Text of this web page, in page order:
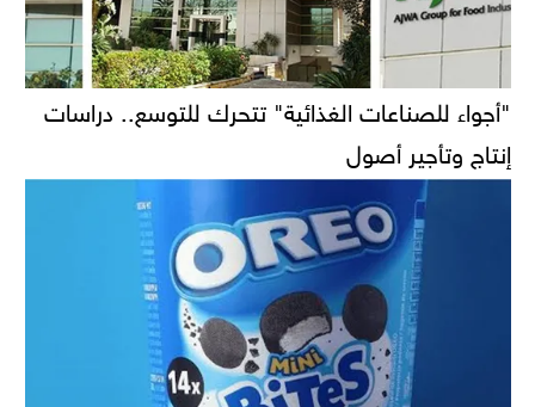
"أجواء للصناعات الغذائية" تتحرك للتوسع.. دراسات
إنتاج وتأجير أصول